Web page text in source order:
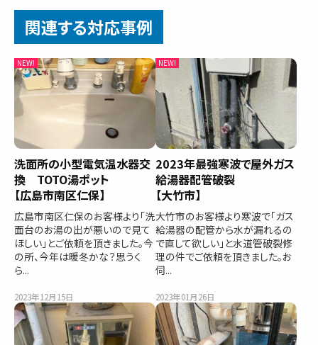
関連する対応事例
洗面所の小型電気温水器交
換 TOTO湯ポット
【広島市南区仁保】
広島市南区仁保のお客様より「洗
面台のお湯の出が悪いので見て
ほしい」とご依頼を頂きました。今
の所、今年は暖冬かな？思うく
ら...
2023年12月15日
2023年最強寒波で屋外ガス
給湯器配管破裂
【大竹市】
大竹市のお客様より寒波で「ガス
給湯器の配管から水が漏れるの
で直して欲しい」と水道管破裂修
理の件でご依頼を頂きました。お
伺...
2023年01月26日